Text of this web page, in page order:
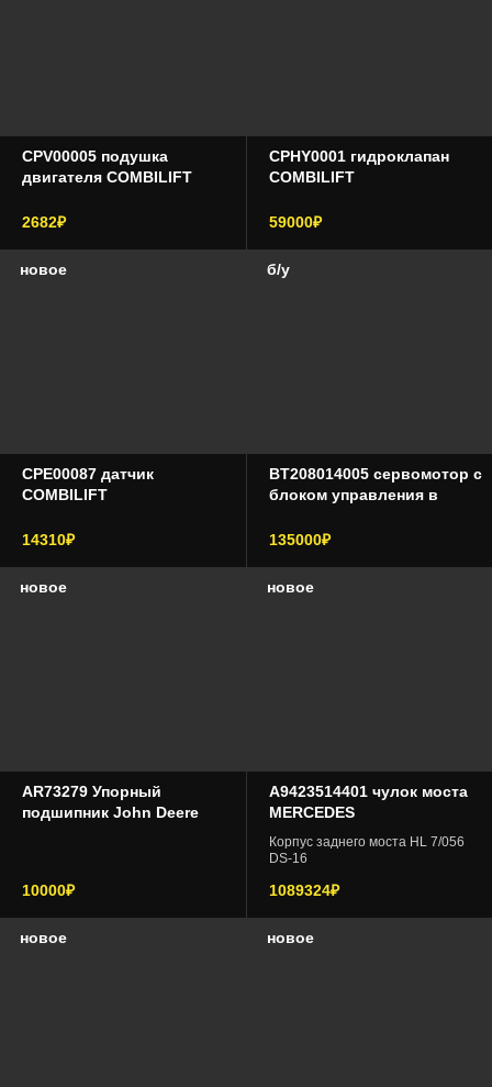
CPV00005 подушка
двигателя COMBILIFT
2682₽
CPHY0001 гидроклапан
COMBILIFT
59000₽
новое
CPE00087 датчик
COMBILIFT
14310₽
б/у
BT208014005 сервомотор с
блоком управления в
005 208014005 208014-005
135000₽
новое
AR73279 Упорный
подшипник John Deere
10000₽
новое
A9423514401 чулок моста
MERCEDES
Корпус заднего моста HL 7/056
DS-16
1089324₽
новое новое